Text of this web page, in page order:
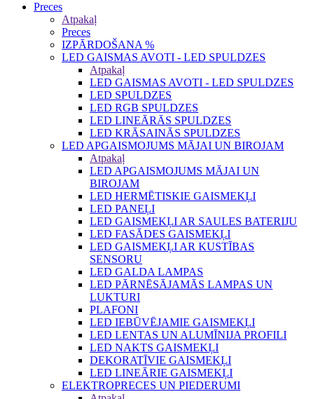
Preces
Atpakaļ
Preces
IZPĀRDOŠANA %
LED GAISMAS AVOTI - LED SPULDZES
Atpakaļ
LED GAISMAS AVOTI - LED SPULDZES
LED SPULDZES
LED RGB SPULDZES
LED LINEĀRĀS SPULDZES
LED KRĀSAINĀS SPULDZES
LED APGAISMOJUMS MĀJAI UN BIROJAM
Atpakaļ
LED APGAISMOJUMS MĀJAI UN
BIROJAM
LED HERMĒTISKIE GAISMEKĻI
LED PANEĻI
LED GAISMEKĻI AR SAULES BATERIJU
LED FASĀDES GAISMEKĻI
LED GAISMEKĻI AR KUSTĪBAS
SENSORU
LED GALDA LAMPAS
LED PĀRNĒSĀJAMĀS LAMPAS UN
LUKTURI
PLAFONI
LED IEBŪVĒJAMIE GAISMEKĻI
LED LENTAS UN ALUMĪNIJA PROFILI
LED NAKTS GAISMEKĻI
DEKORATĪVIE GAISMEKĻI
LED LINEĀRIE GAISMEKĻI
ELEKTROPRECES UN PIEDERUMI